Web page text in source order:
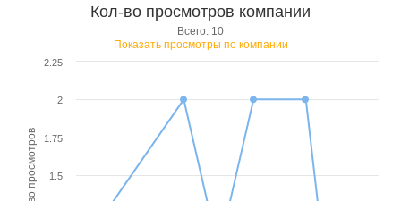
кол-во просмотров
Кол-во просмотров компании
Всего: 10
Показать просмотры по компании
1.5
1.75
2
2.25